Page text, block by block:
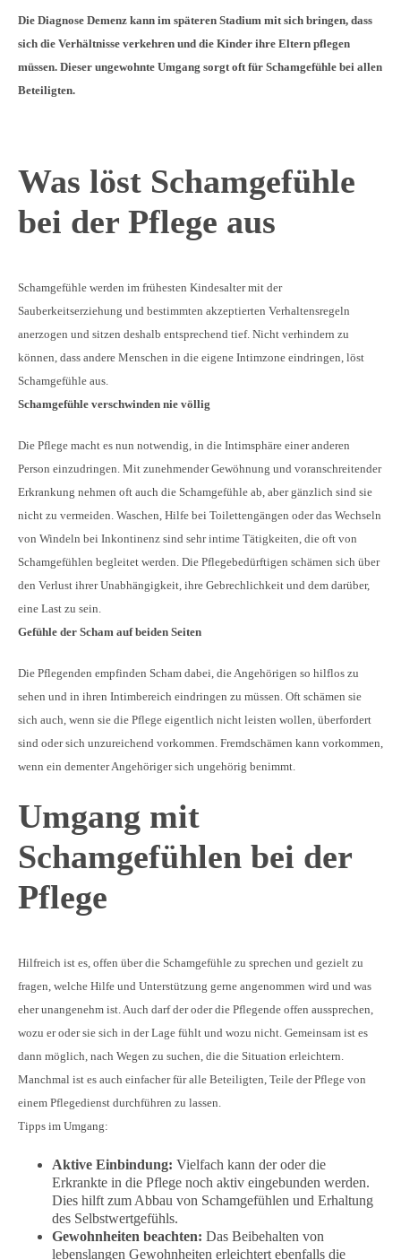
Die Diagnose Demenz kann im späteren Stadium mit sich bringen, dass
sich die Verhältnisse verkehren und die Kinder ihre Eltern pflegen
müssen. Dieser ungewohnte Umgang sorgt oft für Schamgefühle bei allen
Beteiligten.
Was löst Schamgefühle
bei der Pflege aus
Schamgefühle werden im frühesten Kindesalter mit der
Sauberkeitserziehung und bestimmten akzeptierten Verhaltensregeln
anerzogen und sitzen deshalb entsprechend tief. Nicht verhindern zu
können, dass andere Menschen in die eigene Intimzone eindringen, löst
Schamgefühle aus.
Schamgefühle verschwinden nie völlig
Die Pflege macht es nun notwendig, in die Intimsphäre einer anderen
Person einzudringen. Mit zunehmender Gewöhnung und voranschreitender
Erkrankung nehmen oft auch die Schamgefühle ab, aber gänzlich sind sie
nicht zu vermeiden. Waschen, Hilfe bei Toilettengängen oder das Wechseln
von Windeln bei Inkontinenz sind sehr intime Tätigkeiten, die oft von
Schamgefühlen begleitet werden. Die Pflegebedürftigen schämen sich über
den Verlust ihrer Unabhängigkeit, ihre Gebrechlichkeit und dem darüber,
eine Last zu sein.
Gefühle der Scham auf beiden Seiten
Die Pflegenden empfinden Scham dabei, die Angehörigen so hilflos zu
sehen und in ihren Intimbereich eindringen zu müssen. Oft schämen sie
sich auch, wenn sie die Pflege eigentlich nicht leisten wollen, überfordert
sind oder sich unzureichend vorkommen. Fremdschämen kann vorkommen,
wenn ein dementer Angehöriger sich ungehörig benimmt.
Umgang mit
Schamgefühlen bei der
Pflege
Hilfreich ist es, offen über die Schamgefühle zu sprechen und gezielt zu
fragen, welche Hilfe und Unterstützung gerne angenommen wird und was
eher unangenehm ist. Auch darf der oder die Pflegende offen aussprechen,
wozu er oder sie sich in der Lage fühlt und wozu nicht. Gemeinsam ist es
dann möglich, nach Wegen zu suchen, die die Situation erleichtern.
Manchmal ist es auch einfacher für alle Beteiligten, Teile der Pflege von
einem Pflegedienst durchführen zu lassen.
Tipps im Umgang:
Aktive Einbindung: Vielfach kann der oder die
Erkrankte in die Pflege noch aktiv eingebunden werden.
Dies hilft zum Abbau von Schamgefühlen und Erhaltung
des Selbstwertgefühls.
Gewohnheiten beachten: Das Beibehalten von
lebenslangen Gewohnheiten erleichtert ebenfalls die